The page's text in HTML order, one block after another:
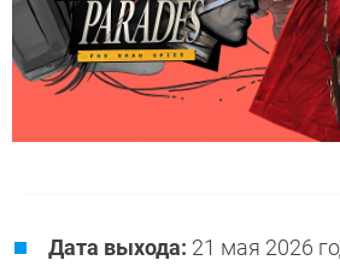
Дата выхода: 21 мая 2026